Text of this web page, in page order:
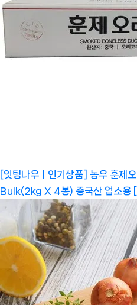
[잇팅나우ㅣ인기상품] 농우 훈제
Bulk(2kg X 4봉) 중국산 업소용